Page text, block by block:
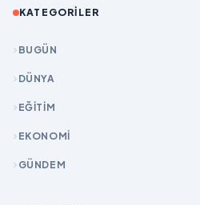
KATEGORILER
BUGÜN
DÜNYA
EĞİTİM
EKONOMİ
GÜNDEM